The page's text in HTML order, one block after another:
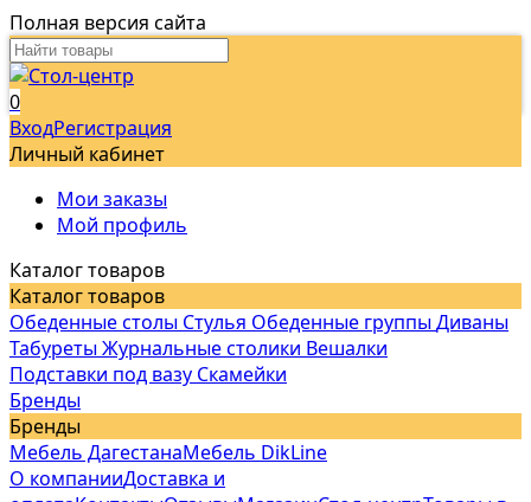
Полная версия сайта
0
ВходРегистрация
Личный кабинет
Мои заказы
Мой профиль
Каталог товаров
Каталог товаров
Обеденные столы Стулья Обеденные группыДиваны
ТабуретыЖурнальные столики Вешалки
Подставки под вазу Скамейки
Бренды
Бренды
Мебель ДагестанаМебель DikLine
О компанииДоставка и